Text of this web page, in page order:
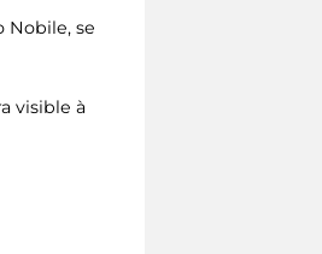
Nobile, se
visible à